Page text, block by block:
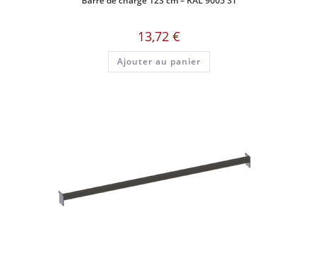
13,72 €
Ajouter au panier